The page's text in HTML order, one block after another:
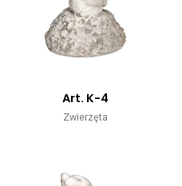
Art. K-4
Zwierzęta